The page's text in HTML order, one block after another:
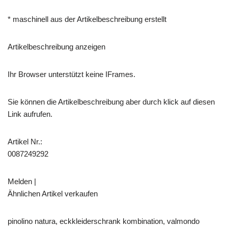
* maschinell aus der Artikelbeschreibung erstellt
Artikelbeschreibung anzeigen
Ihr Browser unterstützt keine IFrames.
Sie können die Artikelbeschreibung aber durch klick auf diesen
Link aufrufen.
Artikel Nr.:
0087249292
Melden |
Ähnlichen Artikel verkaufen
pinolino natura, eckkleiderschrank kombination, valmondo